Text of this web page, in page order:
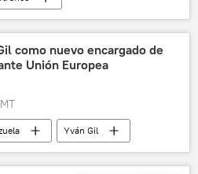
México
como nuevo encargado de
Unión Europea
Yván Gil